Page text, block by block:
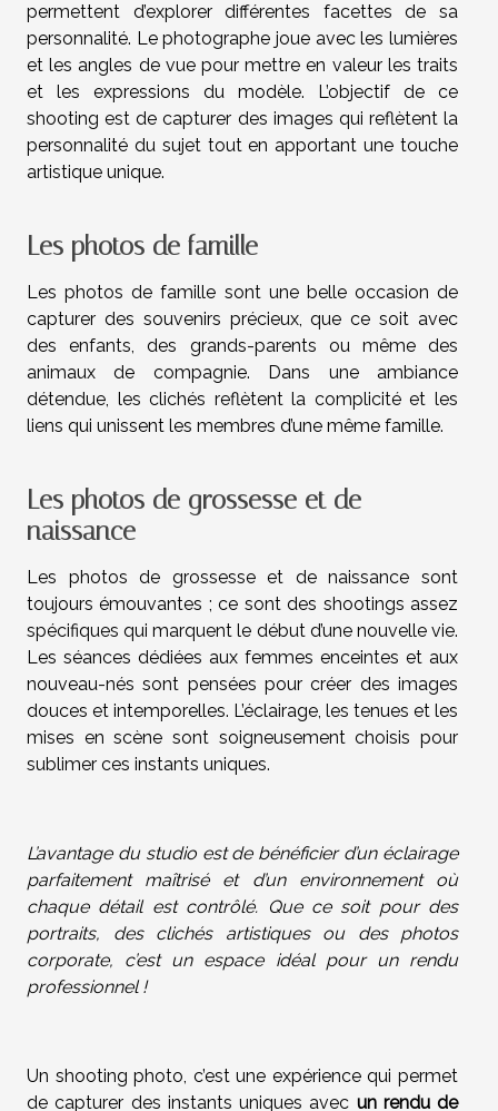
permettent d’explorer différentes facettes de sa
personnalité. Le photographe joue avec les lumières
et les angles de vue pour mettre en valeur les traits
et les expressions du modèle. L’objectif de ce
shooting est de capturer des images qui reflètent la
personnalité du sujet tout en apportant une touche
artistique unique.
Les photos de famille
Les photos de famille sont une belle occasion de
capturer des souvenirs précieux, que ce soit avec
des enfants, des grands-parents ou même des
animaux de compagnie. Dans une ambiance
détendue, les clichés reflètent la complicité et les
liens qui unissent les membres d’une même famille.
Les photos de grossesse et de
naissance
Les photos de grossesse et de naissance sont
toujours émouvantes ; ce sont des shootings assez
spécifiques qui marquent le début d’une nouvelle vie.
Les séances dédiées aux femmes enceintes et aux
nouveau-nés sont pensées pour créer des images
douces et intemporelles. L’éclairage, les tenues et les
mises en scène sont soigneusement choisis pour
sublimer ces instants uniques.
L’avantage du studio est de bénéficier d’un éclairage
parfaitement maîtrisé et d’un environnement où
chaque détail est contrôlé. Que ce soit pour des
portraits, des clichés artistiques ou des photos
corporate, c’est un espace idéal pour un rendu
professionnel !
Un shooting photo, c’est une expérience qui permet
de capturer des instants uniques avec un rendu de